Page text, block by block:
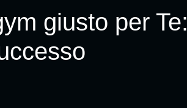
giusto per Te: